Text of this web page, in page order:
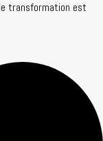
transformation est